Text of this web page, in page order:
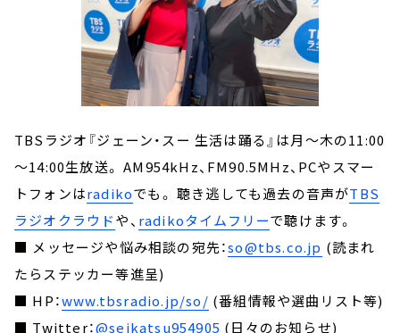
TBSラジオ『ジェーン・スー 生活は踊る』は月～木の11:00
～14:00生放送。 AM954kHz、FM90.5MHz、PCやスマー
トフォンはradikoでも。 聴き逃しても過去の音声がTBS
ラジオクラウドや、 radikoタイムフリーで聴けます。
■ メッセージや悩み相談の宛先：so@tbs.co.jp (読まれ
たらステッカー等進呈)
■ HP：www.tbsradio.jp/so/ (番組情報や選曲リスト等)
■ Twitter：@seikatsu954905 (日々のお知らせ)